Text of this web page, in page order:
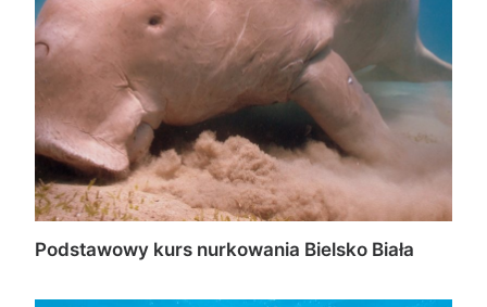
Podstawowy kurs nurkowania Bielsko Biała